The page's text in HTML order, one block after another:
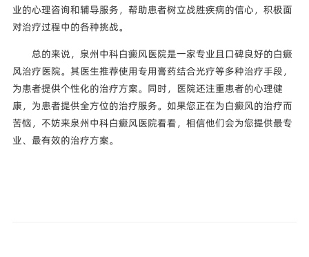
业的心理咨询和辅导服务，帮助患者树立战胜疾病的信心，积极面
对治疗过程中的各种挑战。
总的来说，泉州中科白癜风医院是一家专业且口碑良好的白癜
风治疗医院。其医生推荐使用专用膏药结合光疗等多种治疗手段，
为患者提供个性化的治疗方案。同时，医院还注重患者的心理健
康，为患者提供全方位的治疗服务。如果您正在为白癜风的治疗而
苦恼，不妨来泉州中科白癜风医院看看，相信他们会为您提供最专
业、最有效的治疗方案。